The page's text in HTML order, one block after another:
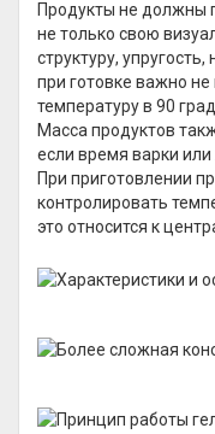
Продукты не должны
не только свою
структуру,
при готовке важно
температуру в 90
Масса продуктов
если время варки
При приготовлении
контролировать
это относится к